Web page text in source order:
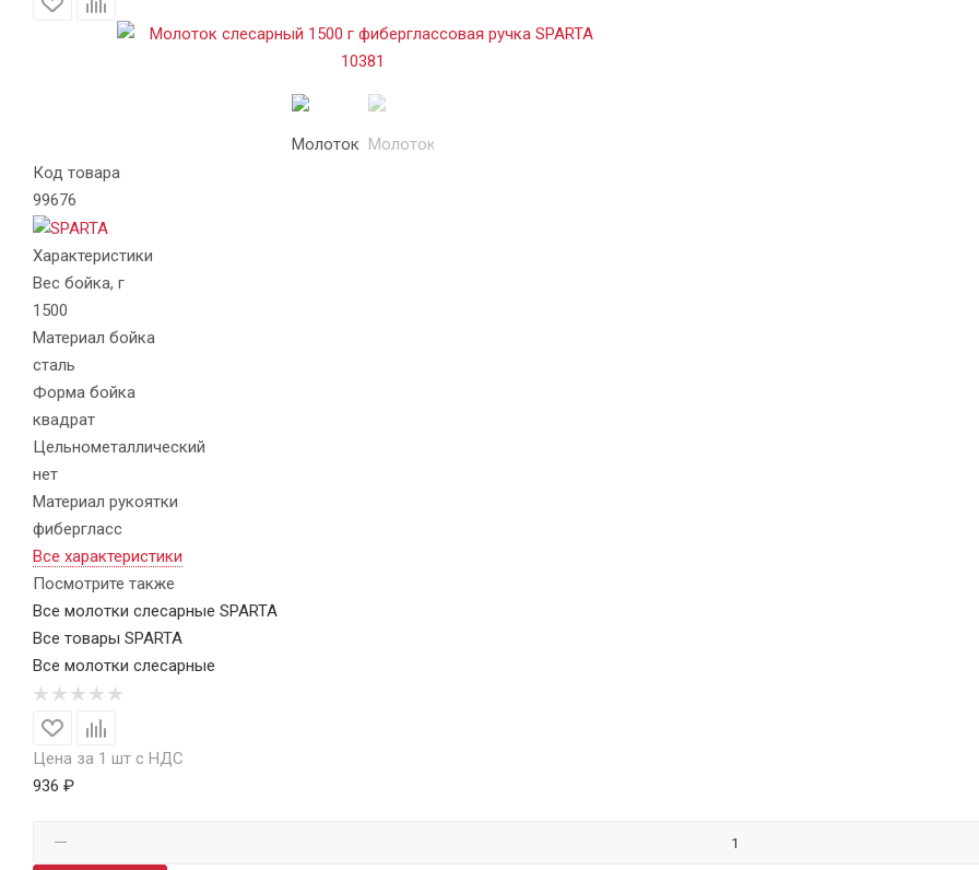
Код товара
99676
Характеристики
Вес бойка, г
1500
Материал бойка
сталь
Форма бойка
квадрат
Цельнометаллический
нет
Материал рукоятки
фибергласс
Все характеристики
Посмотрите также
Все молотки слесарные SPARTA
Все товары SPARTA
Все молотки слесарные
Цена за 1 шт с НДС
936 ₽